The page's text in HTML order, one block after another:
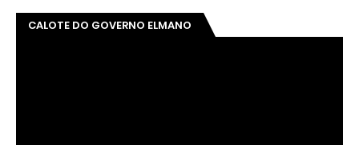
CALOTE DO GOVERNO ELMANO